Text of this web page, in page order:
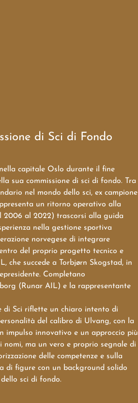
di Sci di Fondo
capitale Oslo durante il fine
sua commissione di sci di fondo. Tra
nel mondo dello sci, ex campione
un ritorno operativo alla
2006 al 2022) trascorsi alla guida
nella gestione sportiva
norvegese di integrare
del proprio progetto tecnico e
che succede a Torbjørn Skogstad, in
Completano
(Runar AIL) e la rappresentante
di Sci riflette un chiaro intento di
del calibro di Ulvang, con la
impulso innovativo e un approccio più
ma un vero e proprio segnale di
delle competenze e sulla
di figure con un background solido
sci di fondo.